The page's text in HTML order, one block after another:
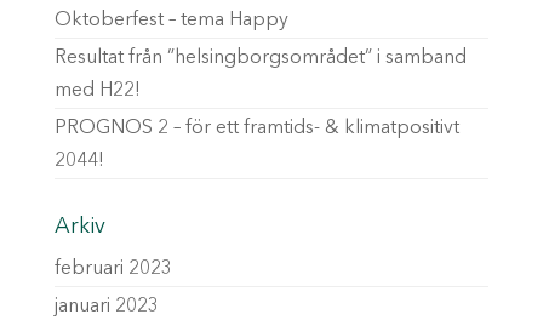
Oktoberfest – tema Happy
Resultat från ”helsingborgsområdet” i samband
med H22!
PROGNOS 2 – för ett framtids- & klimatpositivt
2044!
Arkiv
februari 2023
januari 2023